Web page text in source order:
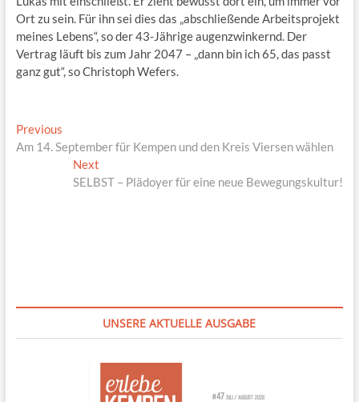
Ort zu sein. Für ihn sei dies das „abschließende Arbeitsprojekt
meines Lebens“, so der 43-Jährige augenzwinkernd. Der
Vertrag läuft bis zum Jahr 2047 – „dann bin ich 65, das passt
ganz gut“, so Christoph Wefers.
Beitragsnavigation
PreviousPrevious
post:
Am 14. September für Kempen und den Kreis Viersen wählen
Next
post:
SELBST – Plädoyer für eine neue Bewe­gungskultur!
UNSERE AKTUELLE AUSGABE